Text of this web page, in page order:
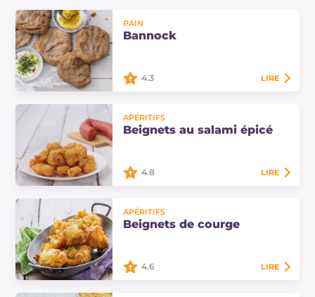
PAIN
Bannock
Le bannock est le pain traditionnel
des peuples indigènes d'Amérique
du Nord : essayez notre version avec
4.3 LIRE
APÉRITIFS
Beignets au salami épicé
Les beignets au salami épicé sont
une entrée délicieuse... des
bouchées croustillantes et
4.8 LIRE
APÉRITIFS
Beignets de courge
4.6 LIRE